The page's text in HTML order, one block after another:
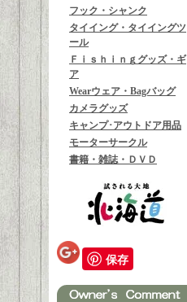
フック・シャンク
タイイング・タイイングツ
ール
Ｆｉｓｈｉｎｇグッズ・ギ
ア
Wearウェア・Bagバッグ
カメラグッズ
キャンプ･アウトドア用品
モーターサークル
書籍・雑誌・ＤＶＤ
保存